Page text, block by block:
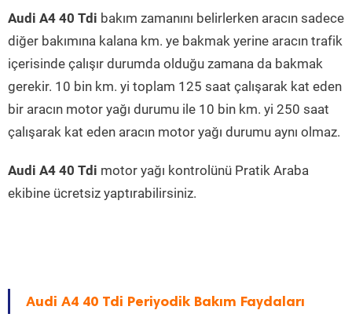
Audi A4 40 Tdi bakım zamanını belirlerken aracın sadece
diğer bakımına kalana km. ye bakmak yerine aracın trafik
içerisinde çalışır durumda olduğu zamana da bakmak
gerekir. 10 bin km. yi toplam 125 saat çalışarak kat eden
bir aracın motor yağı durumu ile 10 bin km. yi 250 saat
çalışarak kat eden aracın motor yağı durumu aynı olmaz.
Audi A4 40 Tdi motor yağı kontrolünü Pratik Araba
ekibine ücretsiz yaptırabilirsiniz.
Audi A4 40 Tdi Periyodik Bakım Faydaları